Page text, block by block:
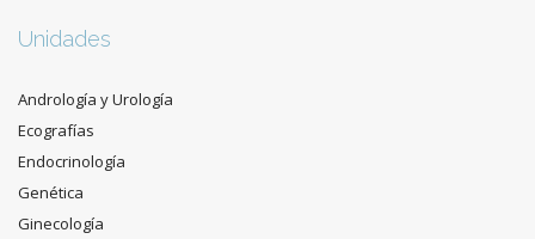
Unidades
Andrología y Urología
Ecografías
Endocrinología
Genética
Ginecología